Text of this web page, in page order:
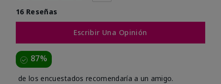
16 Reseñas
Escribir Una Opinión
87%
de los encuestados recomendaría a un amigo.